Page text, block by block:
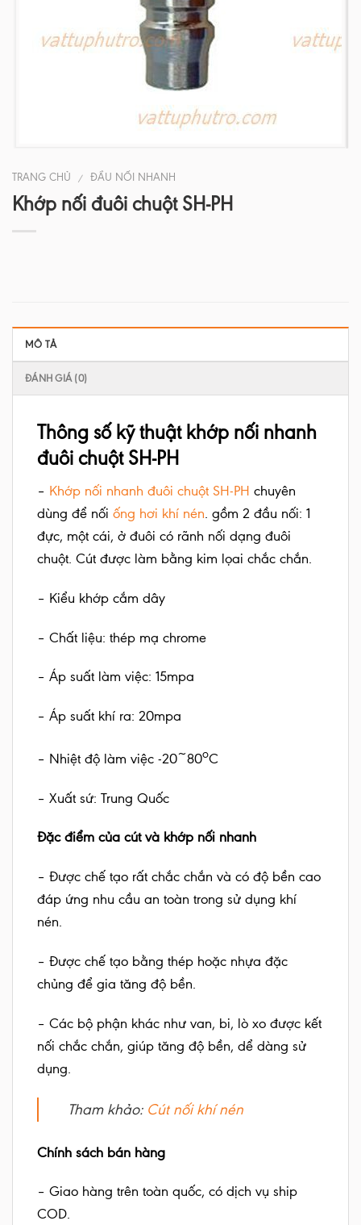
TRANG CHỦ / ĐẦU NỐI NHANH
Khớp nối đuôi chuột SH-PH
MÔ TẢ
ĐÁNH GIÁ (0)
Thông số kỹ thuật khớp nối nhanh
đuôi chuột SH-PH
– Khớp nối nhanh đuôi chuột SH-PH chuyên
dùng để nối ống hơi khí nén. gồm 2 đầu nối: 1
đực, một cái, ở đuôi có rãnh nối dạng đuôi
chuột. Cút được làm bằng kim lọai chắc chắn.
– Kiểu khớp cắm dây
– Chất liệu: thép mạ chrome
– Áp suất làm việc: 15mpa
– Áp suất khí ra: 20mpa
– Nhiệt độ làm việc -20~80oC
– Xuất sứ: Trung Quốc
Đặc điểm của cút và khớp nối nhanh
– Được chế tạo rất chắc chắn và có độ bền cao
đáp ứng nhu cầu an toàn trong sử dụng khí
nén.
– Được chế tạo bằng thép hoặc nhựa đặc
chủng để gia tăng độ bền.
– Các bộ phận khác như van, bi, lò xo được kết
nối chắc chắn, giúp tăng độ bền, dể dàng sử
dụng.
Tham khảo: Cút nối khí nén
Chính sách bán hàng
– Giao hàng trên toàn quốc, có dịch vụ ship
COD.